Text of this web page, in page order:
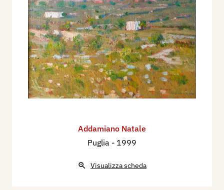
Addamiano Natale
Puglia - 1999
Visualizza scheda